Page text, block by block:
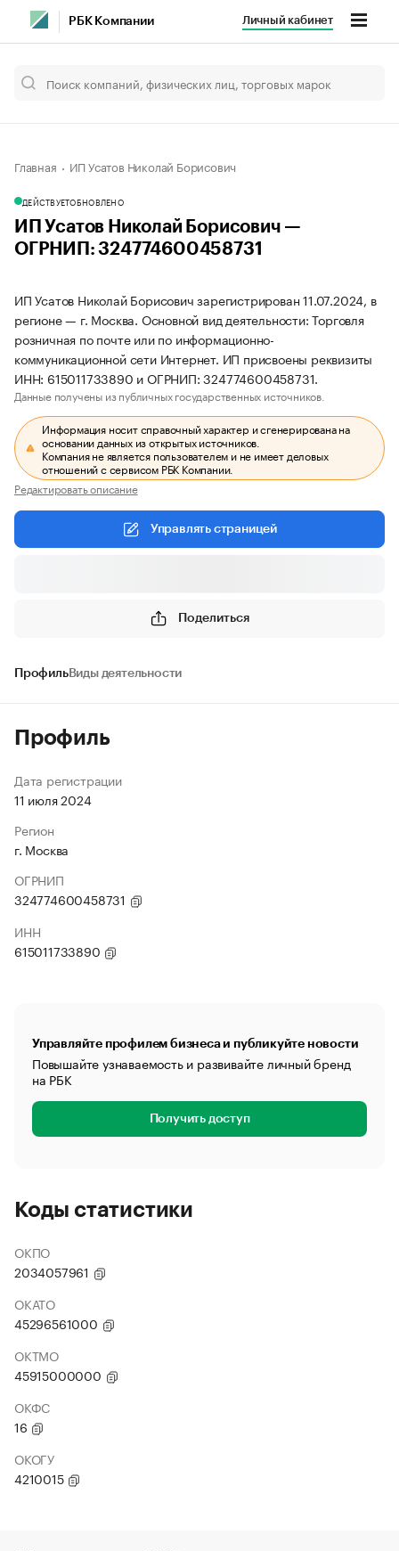
РБК Компании Личный кабинет
Главная ИП Усатов Николай Борисович
ДЕЙСТВУЕТОБНОВЛЕНО
ИП Усатов Николай Борисович —
ОГРНИП: 324774600458731
ИП Усатов Николай Борисович зарегистрирован 11.07.2024, в
регионе — г. Москва. Основной вид деятельности: Торговля
розничная по почте или по информационно-
коммуникационной сети Интернет. ИП присвоены реквизиты
ИНН: 615011733890 и ОГРНИП: 324774600458731.
Данные получены из публичных государственных источников.
Информация носит справочный характер и сгенерирована на
основании данных из открытых источников.
Компания не является пользователем и не имеет деловых
отношений с сервисом РБК Компании.
Редактировать описание
Управлять страницей
Поделиться
ПрофильВиды деятельности
Профиль
Дата регистрации
11 июля 2024
Регион
г. Москва
ОГРНИП
324774600458731
ИНН
615011733890
Управляйте профилем бизнеса и публикуйте новости
Повышайте узнаваемость и развивайте личный бренд
на РБК
Получить доступ
Коды статистики
ОКПО
2034057961
ОКАТО
45296561000
ОКТМО
45915000000
ОКФС
16
ОКОГУ
4210015